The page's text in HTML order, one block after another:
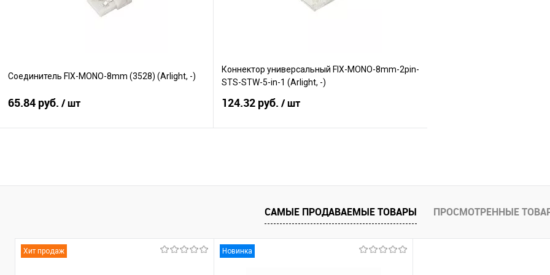
Соединитель FIX-MONO-8mm (3528) (Arlight, -)
65.84 руб. / шт
Сравнение
Коннектор универсальный FIX-MONO-8mm-2pin-
STS-STW-5-in-1 (Arlight, -)
124.32 руб. / шт
Сравнение
В избранное
В наличии
САМЫЕ ПРОДАВАЕМЫЕ ТОВАРЫ ПРОСМОТРЕННЫЕ
Хит продаж Новинка